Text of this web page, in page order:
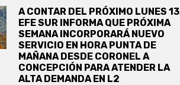
A CONTAR DEL PRÓXIMO LUNES 13
EFE SUR INFORMA QUE PRÓXIMA
SEMANA INCORPORARÁ NUEVO
SERVICIO EN HORA PUNTA DE
MAÑANA DESDE CORONEL A
CONCEPCIÓN PARA ATENDER LA
ALTA DEMANDA EN L2